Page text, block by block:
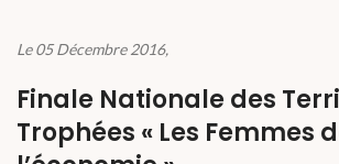
Le 05 Décembre 2016,
Finale Nationale des
Trophées « Les Femmes